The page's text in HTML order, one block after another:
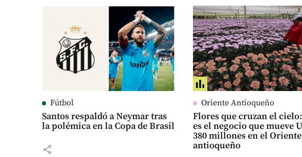
Fútbol
Santos respaldó a Neymar tras
la polémica en la Copa de Brasil
share
Oriente Antioqueño
Flores que cruzan el
es el negocio que mueve
380 millones en el Oriente
antioqueño